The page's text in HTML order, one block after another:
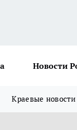
Новости
Краевые новости